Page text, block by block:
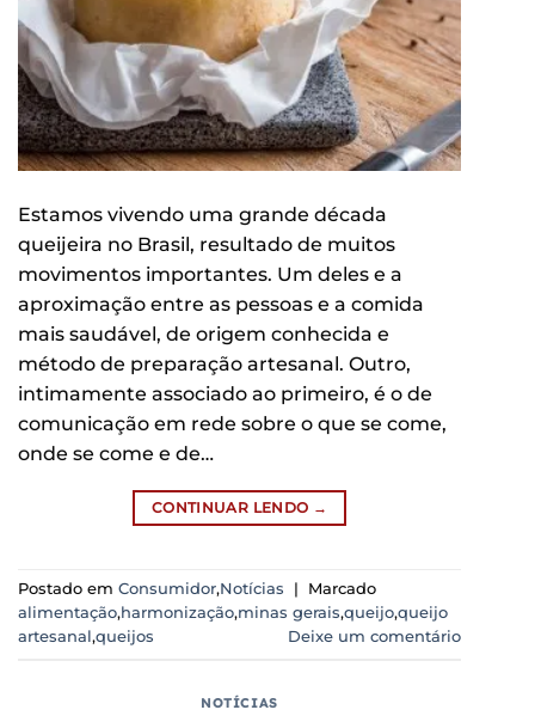
Estamos vivendo uma grande década
queijeira no Brasil, resultado de muitos
movimentos importantes. Um deles e a
aproximação entre as pessoas e a comida
mais saudável, de origem conhecida e
método de preparação artesanal. Outro,
intimamente associado ao primeiro, é o de
comunicação em rede sobre o que se come,
onde se come e de…
CONTINUAR LENDO →
Postado em Consumidor,Notícias |
Marcado
alimentação,harmonização,minas gerais,queijo,queijo
artesanal,queijos Deixe um comentário
NOTÍCIAS